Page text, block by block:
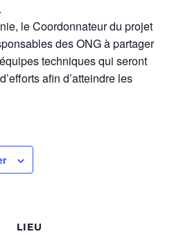
le Coordonnateur du projet
des ONG à partager
techniques qui seront
afin d’atteindre les
LIEU